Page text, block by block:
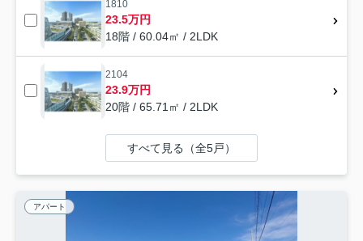
1810
23.5万円
18階 / 60.04㎡ / 2LDK
2104
23.9万円
20階 / 65.71㎡ / 2LDK
すべて見る（全5戸）
アパート